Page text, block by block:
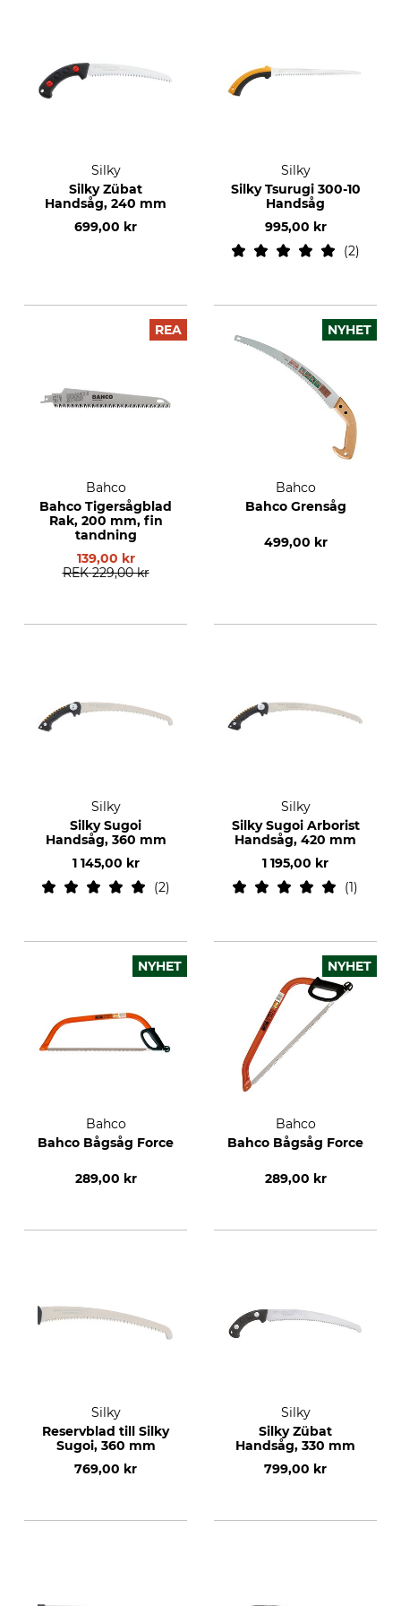
Silky
Silky Zübat
Handsåg, 240 mm
699,00 kr
Silky
Silky Tsurugi 300-10
Handsåg
995,00 kr
2
REA
Bahco
Bahco Tigersågblad
Rak, 200 mm, fin
tandning
139,00 kr
REK 229,00 kr
NYHET
Bahco
Bahco Grensåg
499,00 kr
Silky
Silky Sugoi
Handsåg, 360 mm
1 145,00 kr
2
Silky
Silky Sugoi Arborist
Handsåg, 420 mm
1 195,00 kr
1
NYHET
Bahco
Bahco Bågsåg Force
289,00 kr
NYHET
Bahco
Bahco Bågsåg Force
289,00 kr
Silky
Reservblad till Silky
Sugoi, 360 mm
769,00 kr
Silky
Silky Zübat
Handsåg, 330 mm
799,00 kr